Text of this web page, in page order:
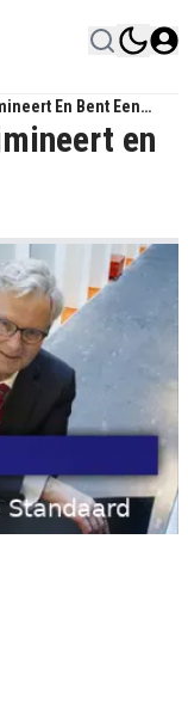
En Bent Een
en